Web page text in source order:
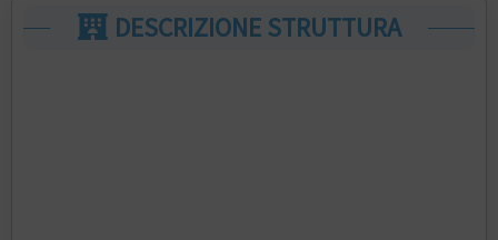
DESCRIZIONE STRUTTURA